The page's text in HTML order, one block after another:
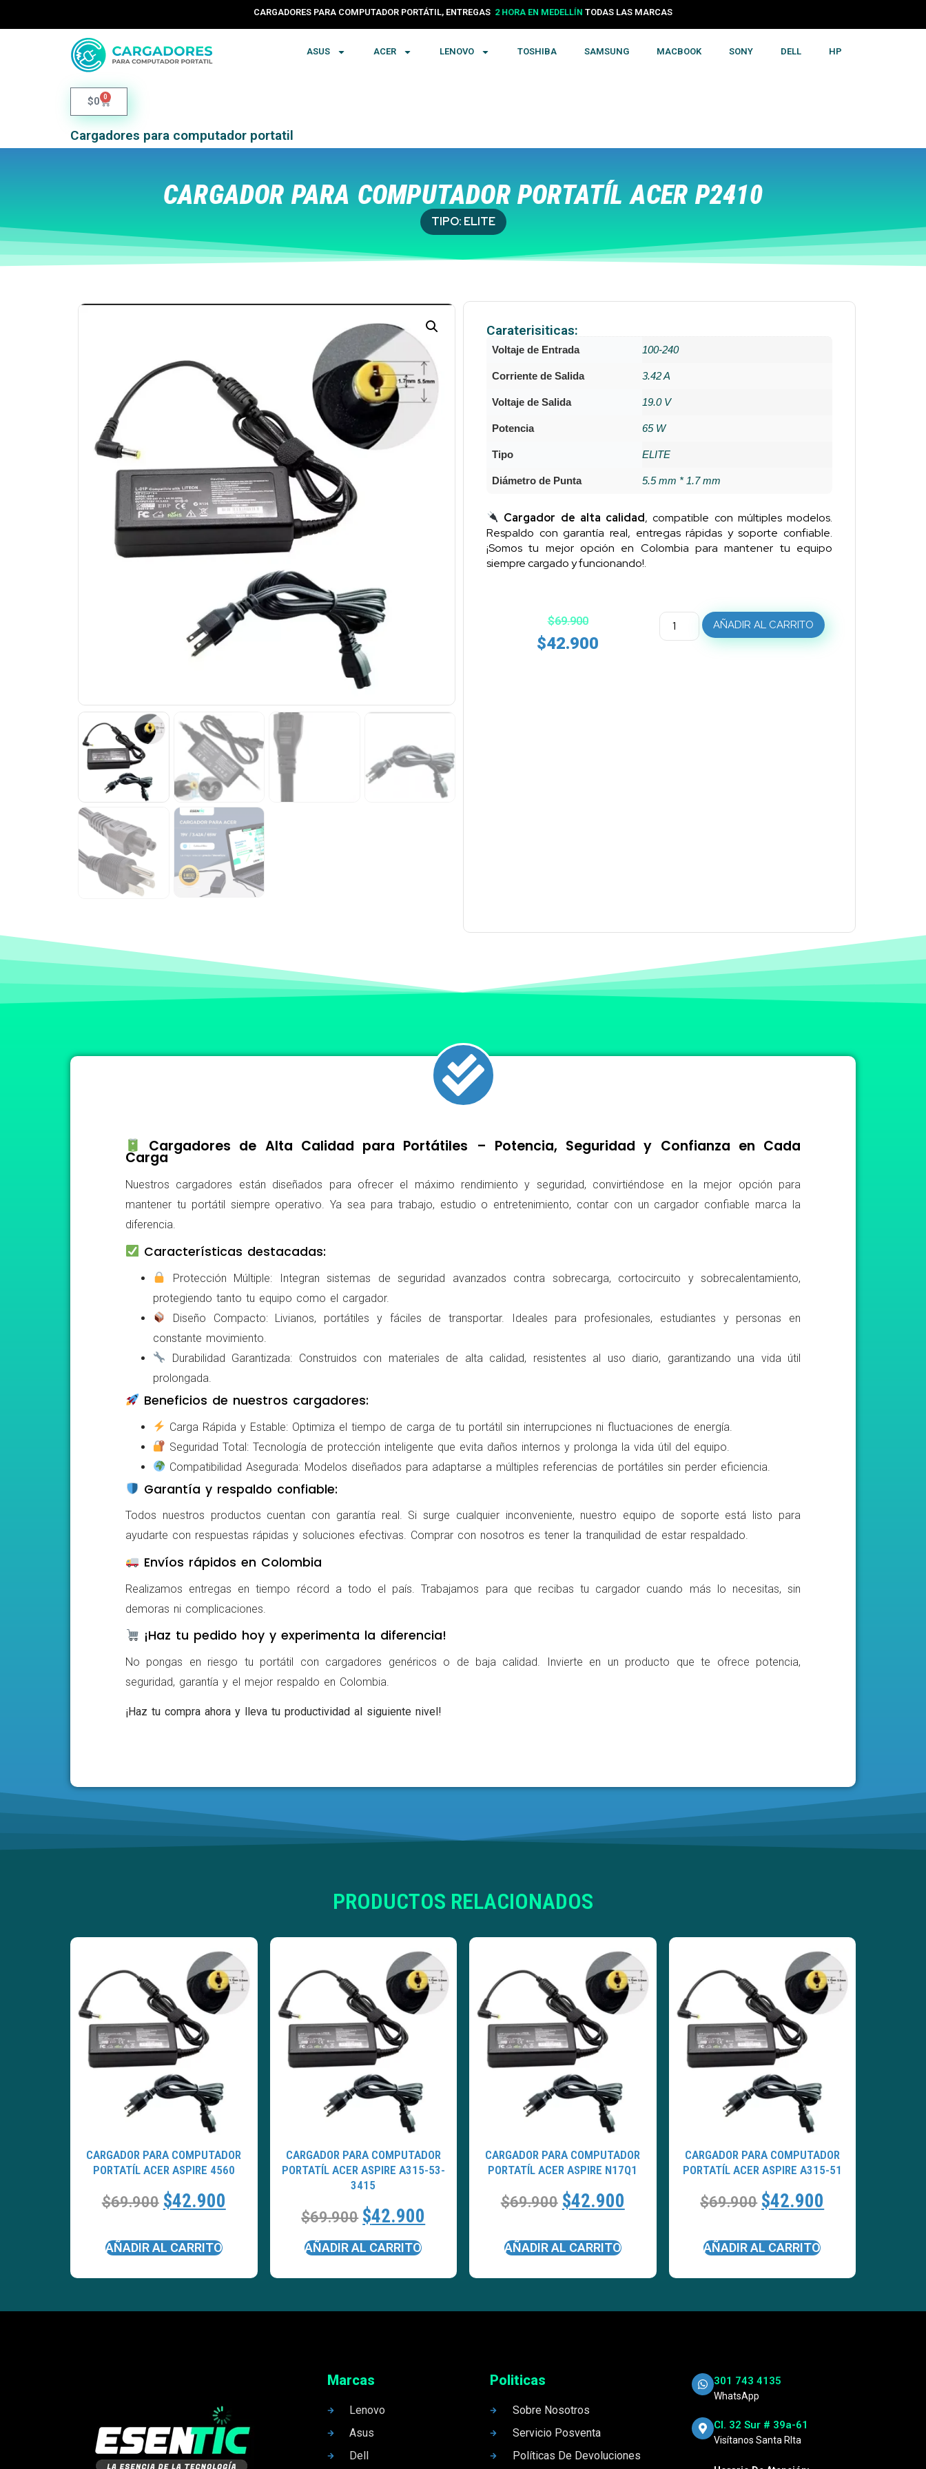
CARGADORES PARA COMPUTADOR PORTÁTIL, ENTREGAS 24 HORAS EN COLOMBIA TODAS LAS MARCAS
ASUS ACER LENOVO TOSHIBA SAMSUNG MACBOOK SONY DELL HP
$0 0
Cargadores para computador portatil
CARGADOR PARA COMPUTADOR PORTATÍL ACER P2410
TIPO: ELITE
Caraterisiticas:
Voltaje de Entrada 100-240
Corriente de Salida 3.42 A
Voltaje de Salida 19.0 V
Potencia 65 W
Tipo ELITE
Diámetro de Punta 5.5 mm * 1.7 mm
Cargador de alta calidad, compatible con múltiples modelos.
Respaldo con garantía real, entregas rápidas y soporte confiable.
¡Somos tu mejor opción en Colombia para mantener tu equipo
siempre cargado y funcionando!.
$69.900
$42.900
AÑADIR AL CARRITO
Cargadores de Alta Calidad para Portátiles – Potencia, Seguridad y Confianza en Cada
Carga
Nuestros cargadores están diseñados para ofrecer el máximo rendimiento y seguridad, convirtiéndose en la mejor opción para
mantener tu portátil siempre operativo. Ya sea para trabajo, estudio o entretenimiento, contar con un cargador confiable marca la
diferencia.
Características destacadas:
Protección Múltiple: Integran sistemas de seguridad avanzados contra sobrecarga, cortocircuito y sobrecalentamiento,
protegiendo tanto tu equipo como el cargador.
Diseño Compacto: Livianos, portátiles y fáciles de transportar. Ideales para profesionales, estudiantes y personas en
constante movimiento.
Durabilidad Garantizada: Construidos con materiales de alta calidad, resistentes al uso diario, garantizando una vida útil
prolongada.
Beneficios de nuestros cargadores:
Carga Rápida y Estable: Optimiza el tiempo de carga de tu portátil sin interrupciones ni fluctuaciones de energía.
Seguridad Total: Tecnología de protección inteligente que evita daños internos y prolonga la vida útil del equipo.
Compatibilidad Asegurada: Modelos diseñados para adaptarse a múltiples referencias de portátiles sin perder eficiencia.
Garantía y respaldo confiable:
Todos nuestros productos cuentan con garantía real. Si surge cualquier inconveniente, nuestro equipo de soporte está listo para
ayudarte con respuestas rápidas y soluciones efectivas. Comprar con nosotros es tener la tranquilidad de estar respaldado.
Envíos rápidos en Colombia
Realizamos entregas en tiempo récord a todo el país. Trabajamos para que recibas tu cargador cuando más lo necesitas, sin
demoras ni complicaciones.
¡Haz tu pedido hoy y experimenta la diferencia!
No pongas en riesgo tu portátil con cargadores genéricos o de baja calidad. Invierte en un producto que te ofrece potencia,
seguridad, garantía y el mejor respaldo en Colombia.
¡Haz tu compra ahora y lleva tu productividad al siguiente nivel!
PRODUCTOS RELACIONADOS
CARGADOR PARA COMPUTADOR
PORTATÍL ACER ASPIRE 4560
$69.900 $42.900
AÑADIR AL CARRITO
CARGADOR PARA COMPUTADOR
PORTATÍL ACER ASPIRE A315-53-
3415
$69.900 $42.900
AÑADIR AL CARRITO
CARGADOR PARA COMPUTADOR
PORTATÍL ACER ASPIRE N17Q1
$69.900 $42.900
AÑADIR AL CARRITO
CARGADOR PARA COMPUTADOR
PORTATÍL ACER ASPIRE A315-51
$69.900 $42.900
AÑADIR AL CARRITO
Marcas
Lenovo
Asus
Dell
Politicas
Sobre Nosotros
Servicio Posventa
Políticas De Devoluciones
301 743 4135
WhatsApp
Cl. 32 Sur # 39a-61
Visítanos Santa RIta